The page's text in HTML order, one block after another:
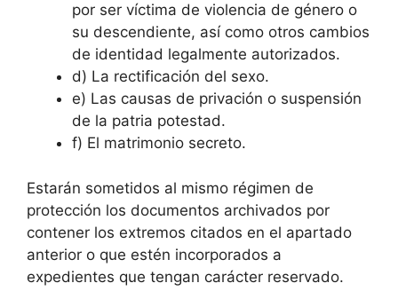
por ser víctima de violencia de género o
su descendiente, así como otros cambios
de identidad legalmente autorizados.
d) La rectificación del sexo.
e) Las causas de privación o suspensión
de la patria potestad.
f) El matrimonio secreto.
Estarán sometidos al mismo régimen de
protección los documentos archivados por
contener los extremos citados en el apartado
anterior o que estén incorporados a
expedientes que tengan carácter reservado.